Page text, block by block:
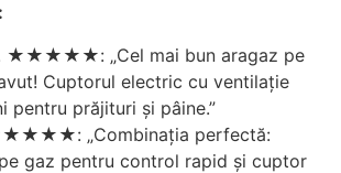
★★★★★: „Cel mai bun aragaz pe
Cuptorul electric cu ventilație
pentru prăjituri și pâine.”
„Combinația perfectă:
gaz pentru control rapid și cuptor